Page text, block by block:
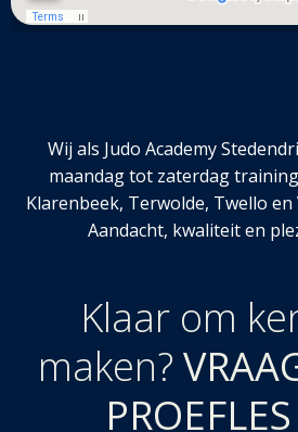
Wij als Judo Academy
maandag tot zaterdag
Klarenbeek, Terwolde, Twello
Aandacht, kwaliteit en
Klaar om
maken?